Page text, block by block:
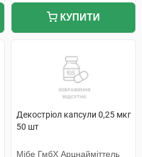
КУПИТИ
Декостріол капсули 0,25 мкг
50 шт
Мібе ГмбХ Арцнайміттель